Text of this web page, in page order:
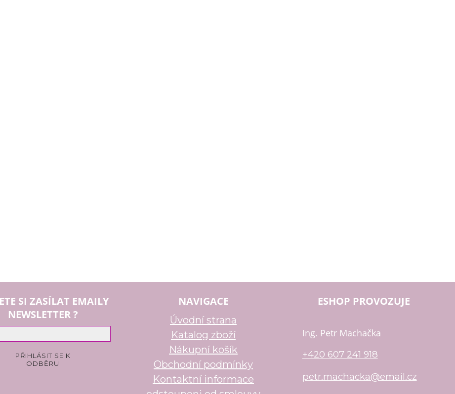
SI ZASÍLAT EMAILY
NEWSLETTER ?
NAVIGACE
Úvodní strana
Katalog zboží
Nákupní košík
Obchodní podmínky
Kontaktní informace
ESHOP PROVOZUJE
Ing. Petr Machačka
+420 607 241 918
petr.machacka@email.cz